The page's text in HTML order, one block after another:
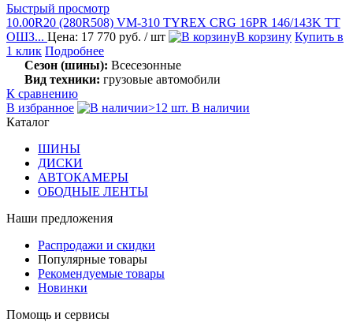
Быстрый просмотр
10.00R20 (280R508) VM-310 TYREX CRG 16PR 146/143K TT
ОШЗ... Цена: 17 770 руб. / шт В корзину Купить в
1 клик Подробнее
Сезон (шины): Всесезонные
Вид техники: грузовые автомобили
К сравнению
В избранное
>12 шт. В наличии
Каталог
ШИНЫ
ДИСКИ
АВТОКАМЕРЫ
ОБОДНЫЕ ЛЕНТЫ
Наши предложения
Распродажи и скидки
Популярные товары
Рекомендуемые товары
Новинки
Помощь и сервисы